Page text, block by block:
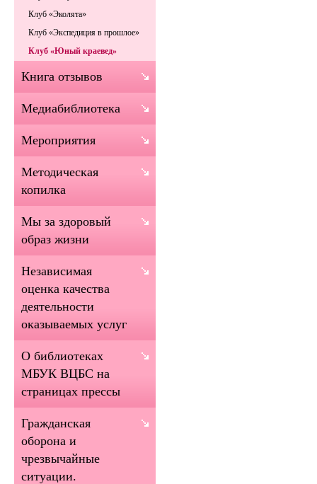
Клуб «Эколята»
Клуб «Экспедиция в прошлое»
Клуб «Юный краевед»
Книга отзывов
Медиабиблиотека
Мероприятия
Методическая
копилка
Мы за здоровый
образ жизни
Независимая
оценка качества
деятельности
оказываемых услуг
О библиотеках
МБУК ВЦБС на
страницах прессы
Гражданская
оборона и
чрезвычайные
ситуации.